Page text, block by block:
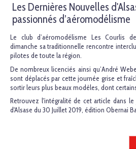
Les Dernières Nouvelles
passionnés d’aéromodélisme
Le club d’aéromodélisme Les Courlis
dimanche sa traditionnelle rencontre
pilotes de toute la région.
De nombreux licenciés ainsi qu’André
sont déplacés par cette journée grise et
sortir leurs plus beaux modèles, dont
Retrouvez l'intégralité de cet article dans
d'Alsase du 30 Juillet 2019, édition Obernai